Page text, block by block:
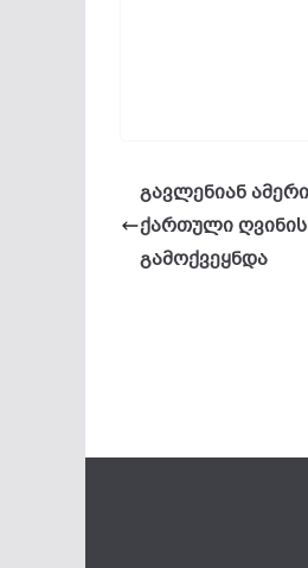
გავლენიან
ქართული
გამოქვეყნდა